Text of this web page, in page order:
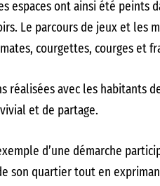
espaces ont ainsi été peints
Le parcours de jeux et les
courgettes, courges et
réalisées avec les habitants
et de partage.
d’une démarche
son quartier tout en